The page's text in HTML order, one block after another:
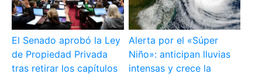
El Senado aprobó la Ley
de Propiedad Privada
tras retirar los capítulos
Alerta por el «Súper
Niño»: anticipan lluvias
intensas y crece la